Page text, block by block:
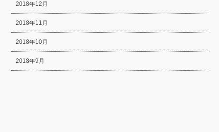
2018年12月
2018年11月
2018年10月
2018年9月